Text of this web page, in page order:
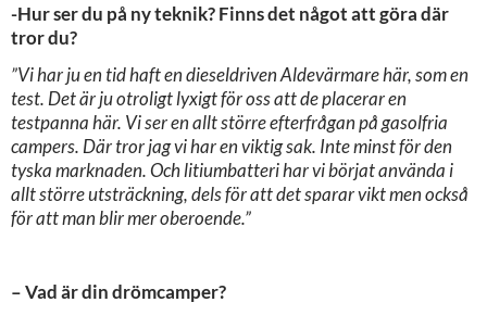
-Hur ser du på ny teknik? Finns det något att göra där
tror du?
”Vi har ju en tid haft en dieseldriven Aldevärmare här, som en
test. Det är ju otroligt lyxigt för oss att de placerar en
testpanna här. Vi ser en allt större efterfrågan på gasolfria
campers. Där tror jag vi har en viktig sak. Inte minst för den
tyska marknaden. Och litiumbatteri har vi börjat använda i
allt större utsträckning, dels för att det sparar vikt men också
för att man blir mer oberoende.”
– Vad är din drömcamper?